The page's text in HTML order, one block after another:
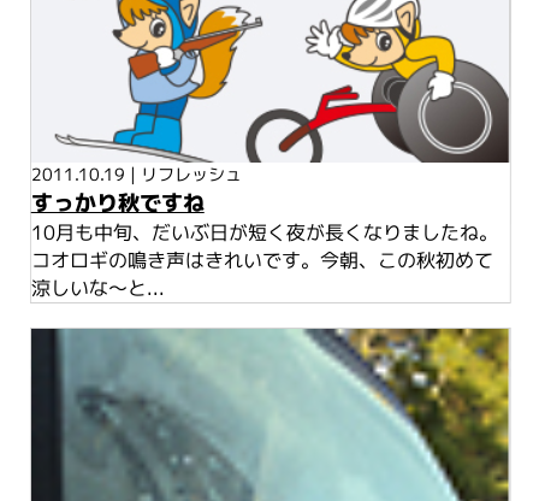
2011.10.19 | リフレッシュ
すっかり秋ですね
10月も中旬、だいぶ日が短く夜が長くなりましたね。
コオロギの鳴き声はきれいです。今朝、この秋初めて
涼しいな～と...